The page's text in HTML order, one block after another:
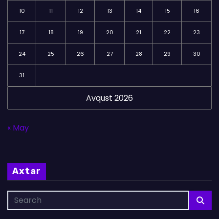
Avqust 2026
10 11 12 13 14 15 16
17 18 19 20 21 22 23
24 25 26 27 28 29 30
31
« May
Axtar